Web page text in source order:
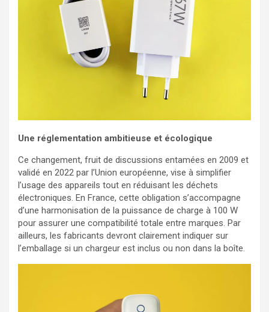
Une réglementation ambitieuse et écologique
Ce changement, fruit de discussions entamées en 2009 et
validé en 2022 par l’Union européenne, vise à simplifier
l’usage des appareils tout en réduisant les déchets
électroniques. En France, cette obligation s’accompagne
d’une harmonisation de la puissance de charge à 100 W
pour assurer une compatibilité totale entre marques. Par
ailleurs, les fabricants devront clairement indiquer sur
l’emballage si un chargeur est inclus ou non dans la boîte.